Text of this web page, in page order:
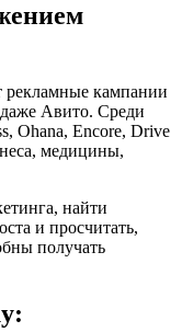
рекламные кампании
Авито. Среди
Ohana, Encore, Drive
медицины,
найти
и просчитать,
получать